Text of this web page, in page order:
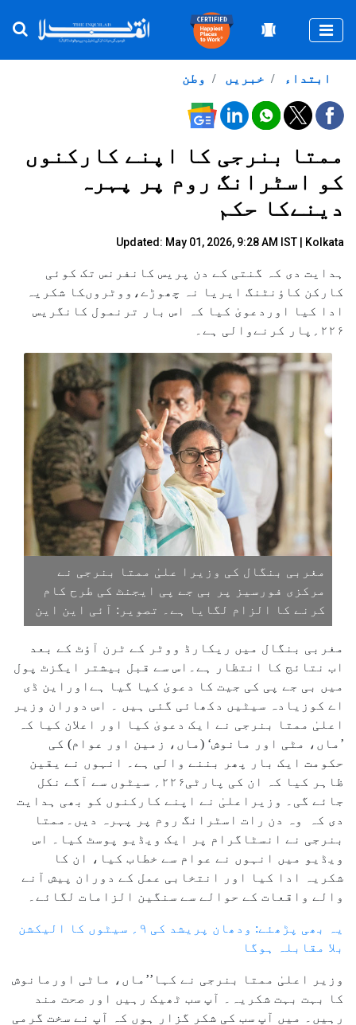
وطن خبریں ابتداء
ممتا بنرجی کا اپنے کارکنوں
کو اسٹرانگ روم پر پہرہ
دینےکا حکم
Updated: May 01, 2026, 9:28 AM IST | Kolkata
ہدایت دی کہ گنتی کے دن پریس کانفرنس تک کوئی
کارکن کاؤنٹنگ ایریا نہ چھوڑے،ووٹروںکا شکریہ
ادا کیا اوردعویٰ کیا کہ اس بار ترنمول کانگریس
۲۲۶؍پار کرنےوالی ہے۔
مغربی بنگال کی وزیرا علیٰ ممتا بنرجی نے
مرکزی فورسیز پر بی جے پی ایجنٹ کی طرح کام
کرنے کا الزام لگایا ہے۔ تصویر: آئی این این
مغربی بنگال میں ریکارڈ ووٹر کے ٹرن آؤٹ کے بعد
اب نتائج کا انتظار ہے۔اس سے قبل بیشتر ایگزٹ پول
میں بی جے پی کی جیت کا دعویٰ کیا گیا ہےاوراین ڈی
اے کوزیادہ سیٹیں دکھائی گئی ہیں ۔ اس دوران وزیر
اعلیٰ ممتا بنرجی نے ایک دعویٰ کیا اور اعلان کیا کہ
’ماں، مٹی اور مانوش‘ (ماں، زمین اور عوام) کی
حکومت ایک بار پھر بننے والی ہے۔ انہوں نے یقین
ظاہر کیا کہ ان کی پارٹی۲۲۶؍ سیٹوں سے آگے نکل
جائے گی۔ وزیراعلیٰ نے اپنے کارکنوں کو بھی ہدایت
دی کہ وہ دن رات اسٹرانگ روم پر پہرہ دیں۔ممتا
بنرجی نے انسٹاگرام پر ایک ویڈیو پوسٹ کیا۔ اس
ویڈیو میں انہوں نے عوام سے خطاب کیا، ان کا
شکریہ ادا کیا اور انتخابی عمل کے دوران پیش آنے
والے واقعات کے حوالے سے سنگین الزامات لگائے۔
یہ بھی پڑھئے: ودھان پریشد کی ۹؍ سیٹوں کا الیکشن
بلا مقابلہ ہوگا
وزیر اعلیٰ ممتا بنرجی نے کہا’’ماں، ماٹی اورمانوش
کا بہت بہت شکریہ۔ آپ سب ٹھیک رہیں اور صحت مند
رہیں۔ میں آپ سب کی شکر گزار ہوں کہ آپ نے سخت گرمی